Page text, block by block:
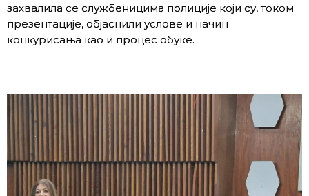
захвалила се службеницима полиције који су, током
презентације, објаснили услове и начин
конкурисања као и процес обуке.